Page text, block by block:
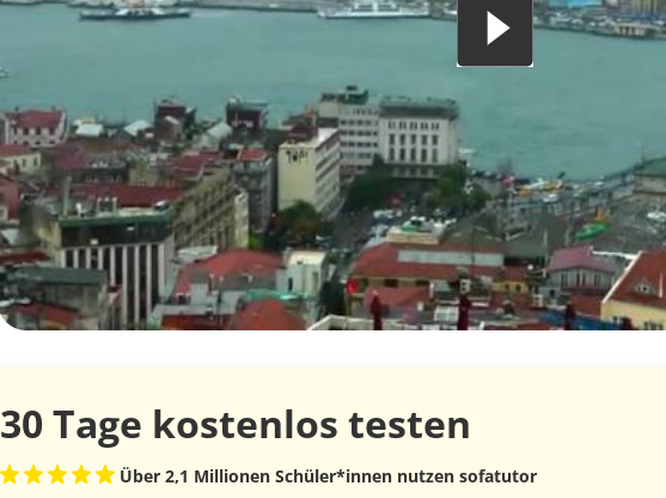
30 Tage kostenlos testen
Über 2,1 Millionen Schüler*innen nutzen sofatutor